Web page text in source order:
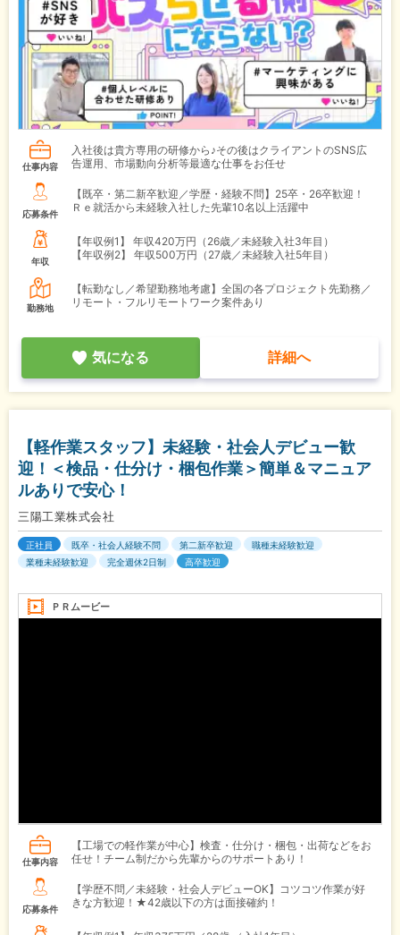
仕事内容
入社後は貴方専用の研修から♪その後はクライアントのSNS広
告運用、市場動向分析等最適な仕事をお任せ
応募条件
【既卒・第二新卒歓迎／学歴・経験不問】25卒・26卒歓迎！
Ｒｅ就活から未経験入社した先輩10名以上活躍中
年収
【年収例1】
年収420万円（26歳／未経験入社3年目）
【年収例2】
年収500万円（27歳／未経験入社5年目）
勤務地
【転勤なし／希望勤務地考慮】全国の各プロジェクト先勤務／
リモート・フルリモートワーク案件あり
気になる 詳細へ
【軽作業スタッフ】未経験・社会人デビュー歓
迎！＜検品・仕分け・梱包作業＞簡単＆マニュア
ルありで安心！
三陽工業株式会社
正社員 既卒・社会人経験不問 第二新卒歓迎
職種未経験歓迎
業種未経験歓迎
完全週休2日制 高卒歓迎
ＰＲムービー
仕事内容
【工場での軽作業が中心】検査・仕分け・梱包・出荷などをお
任せ！チーム制だから先輩からのサポートあり！
応募条件
【学歴不問／未経験・社会人デビューOK】コツコツ作業が好
きな方歓迎！★42歳以下の方は面接確約！